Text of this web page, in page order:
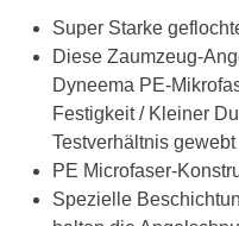
Super Starke
Diese Zaumzeug-
Dyneema PE-
Festigkeit / Kleiner
Testverhältnis gewebt
PE Microfaser-
Spezielle